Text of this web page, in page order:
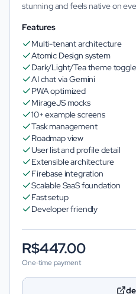
stunning and feels native on
Features
Multi-tenant architecture
Atomic Design system
Dark/Light/Tea theme toggle
AI chat via Gemini
PWA optimized
MirageJS mocks
10+ example screens
Task management
Roadmap view
User list and profile detail
Extensible architecture
Firebase integration
Scalable SaaS foundation
Fast setup
Developer friendly
R$447.00
One-time payment